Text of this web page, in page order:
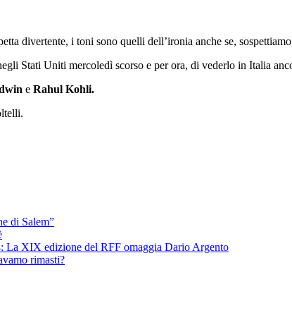
divertente, i toni sono quelli dell’ironia anche se,
Stati Uniti mercoledì scorso e per ora, di vederlo in Italia
e Rahul Kohli.
di Salem”
La XIX edizione del RFF omaggia Dario Argento
rimasti?